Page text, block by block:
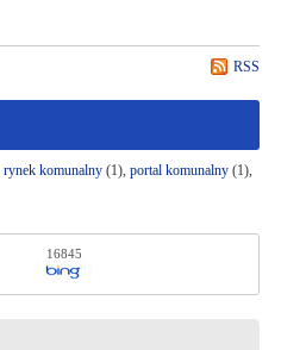
RSS
rynek komunalny(1), portal komunalny(1),
16845